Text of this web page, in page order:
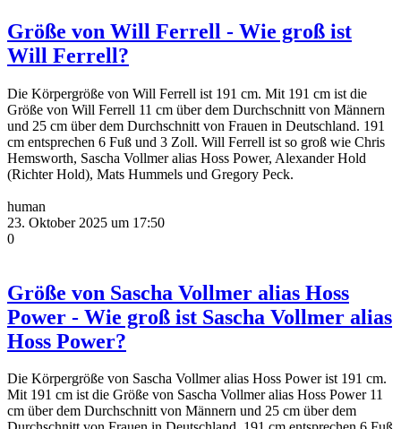
Größe von Will Ferrell - Wie groß ist
Will Ferrell?
Die Körpergröße von Will Ferrell ist 191 cm. Mit 191 cm ist die
Größe von Will Ferrell 11 cm über dem Durchschnitt von Männern
und 25 cm über dem Durchschnitt von Frauen in Deutschland. 191
cm entsprechen 6 Fuß und 3 Zoll. Will Ferrell ist so groß wie Chris
Hemsworth, Sascha Vollmer alias Hoss Power, Alexander Hold
(Richter Hold), Mats Hummels und Gregory Peck.
human
23. Oktober 2025 um 17:50
0
Größe von Sascha Vollmer alias Hoss
Power - Wie groß ist Sascha Vollmer alias
Hoss Power?
Die Körpergröße von Sascha Vollmer alias Hoss Power ist 191 cm.
Mit 191 cm ist die Größe von Sascha Vollmer alias Hoss Power 11
cm über dem Durchschnitt von Männern und 25 cm über dem